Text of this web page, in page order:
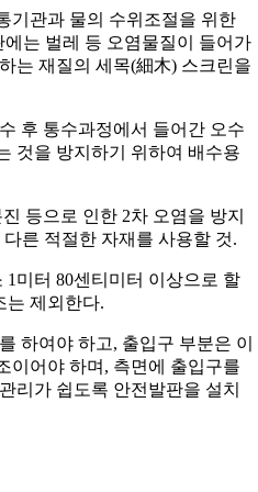
기관과 물의 수위조절을 위한
는 벌레 등 오염물질이 들어가
는 재질의 세목(細木) 스크린을
후 통수과정에서 들어간 오수
것을 방지하기 위하여 배수용
등으로 인한 2차 오염을 방지
른 적절한 자재를 사용할 것.
미터 80센티미터 이상으로 할
는 제외한다.
하여야 하고, 출입구 부분은 이
이어야 하며, 측면에 출입구를
리가 쉽도록 안전발판을 설치